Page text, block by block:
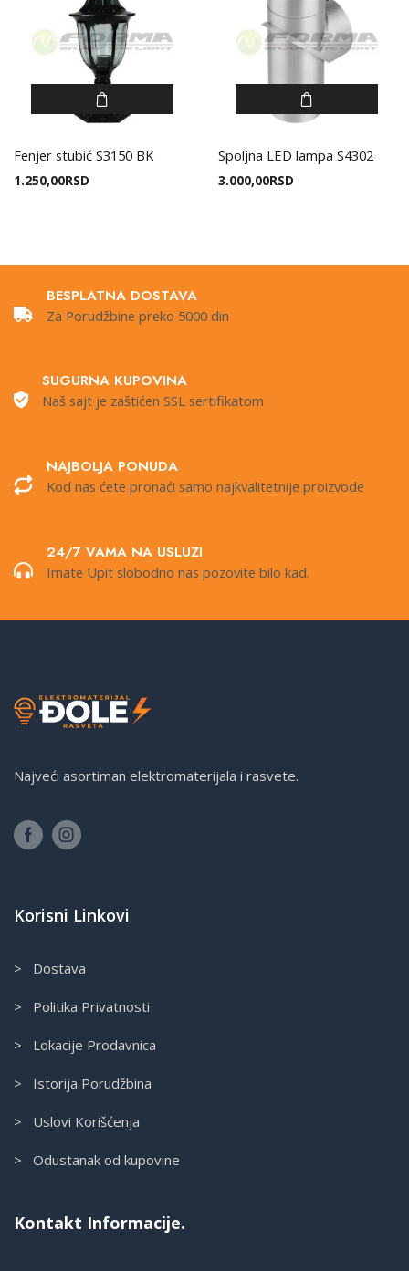
Fenjer stubić S3150 BK
1.250,00RSD
Spoljna LED lampa S4302
3.000,00RSD
BESPLATNA DOSTAVA
Za Porudžbine preko 5000 din
SUGURNA KUPOVINA
Naš sajt je zaštićen SSL sertifikatom
NAJBOLJA PONUDA
Kod nas ćete pronaći samo najkvalitetnije proizvode
24/7 VAMA NA USLUZI
Imate Upit slobodno nas pozovite bilo kad.
Najveći asortiman elektromaterijala i rasvete.
Korisni Linkovi
> Dostava
> Politika Privatnosti
> Lokacije Prodavnica
> Istorija Porudžbina
> Uslovi Korišćenja
> Odustanak od kupovine
Kontakt Informacije.